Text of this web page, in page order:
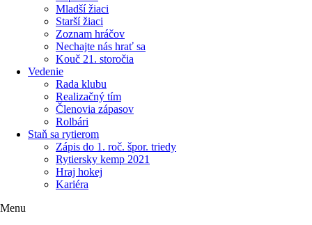
Mladší žiaci
Starší žiaci
Zoznam hráčov
Nechajte nás hrať sa
Kouč 21. storočia
Vedenie
Rada klubu
Realizačný tím
Členovia zápasov
Rolbári
Staň sa rytierom
Zápis do 1. roč. špor. triedy
Rytiersky kemp 2021
Hraj hokej
Kariéra
Menu